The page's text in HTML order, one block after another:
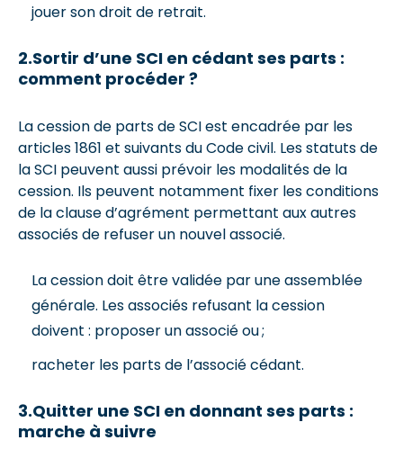
jouer son droit de retrait.
2.Sortir d’une SCI en cédant ses parts :
comment procéder ?
La cession de parts de SCI est encadrée par les
articles 1861 et suivants du Code civil. Les statuts de
la SCI peuvent aussi prévoir les modalités de la
cession. Ils peuvent notamment fixer les conditions
de la clause d’agrément permettant aux autres
associés de refuser un nouvel associé.
La cession doit être validée par une assemblée
générale. Les associés refusant la cession
doivent : proposer un associé ou ;
racheter les parts de l’associé cédant.
3.Quitter une SCI en donnant ses parts :
marche à suivre